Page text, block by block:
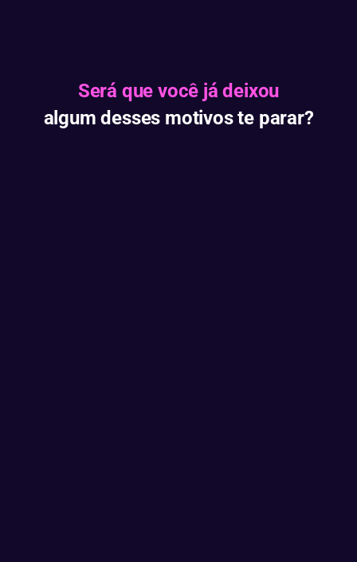
Será que você já deixou
algum desses motivos te parar?